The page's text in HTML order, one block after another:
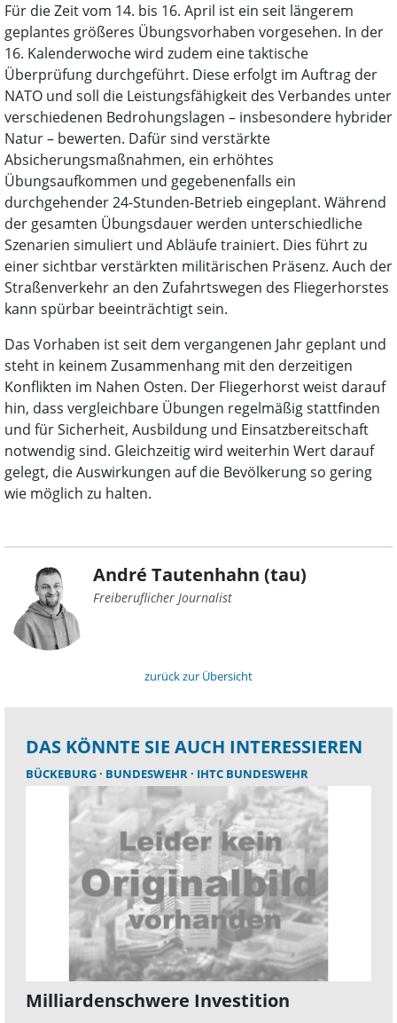
Für die Zeit vom 14. bis 16. April ist ein seit längerem
geplantes größeres Übungsvorhaben vorgesehen. In der
16. Kalenderwoche wird zudem eine taktische
Überprüfung durchgeführt. Diese erfolgt im Auftrag der
NATO und soll die Leistungsfähigkeit des Verbandes unter
verschiedenen Bedrohungslagen – insbesondere hybrider
Natur – bewerten. Dafür sind verstärkte
Absicherungsmaßnahmen, ein erhöhtes
Übungsaufkommen und gegebenenfalls ein
durchgehender 24-Stunden-Betrieb eingeplant. Während
der gesamten Übungsdauer werden unterschiedliche
Szenarien simuliert und Abläufe trainiert. Dies führt zu
einer sichtbar verstärkten militärischen Präsenz. Auch der
Straßenverkehr an den Zufahrtswegen des Fliegerhorstes
kann spürbar beeinträchtigt sein.
Das Vorhaben ist seit dem vergangenen Jahr geplant und
steht in keinem Zusammenhang mit den derzeitigen
Konflikten im Nahen Osten. Der Fliegerhorst weist darauf
hin, dass vergleichbare Übungen regelmäßig stattfinden
und für Sicherheit, Ausbildung und Einsatzbereitschaft
notwendig sind. Gleichzeitig wird weiterhin Wert darauf
gelegt, die Auswirkungen auf die Bevölkerung so gering
wie möglich zu halten.
André Tautenhahn (tau)
Freiberuflicher Journalist
zurück zur Übersicht
DAS KÖNNTE SIE AUCH INTERESSIEREN
BÜCKEBURG BUNDESWEHR IHTC BUNDESWEHR
Milliardenschwere Investition